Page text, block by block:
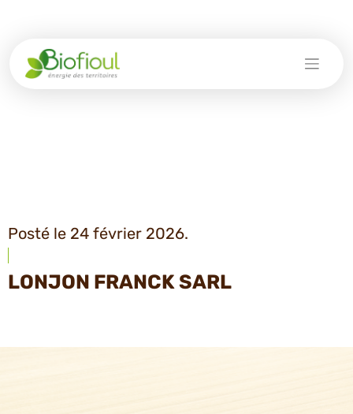
Posté le 24 février 2026.
LONJON FRANCK SARL